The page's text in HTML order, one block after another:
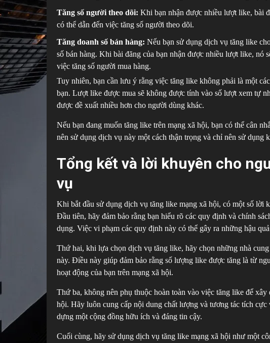
Tăng số người theo dõi: Khi bạn nhận được nhiều lượt like, bài
có thể dẫn đến việc tăng số người theo dõi.
Tăng doanh số bán hàng: Nếu bạn sử dụng dịch vụ tăng like
số bán hàng. Khi bài đăng của bạn nhận được nhiều lượt like, nó
việc tăng số người mua hàng.
Tuy nhiên, bạn cần lưu ý rằng việc tăng like không phải là một
bạn. Lượt like được mua sẽ không được tính vào số lượt xem tự
được đề xuất nhiều hơn cho người dùng khác.
Nếu bạn đang muốn tăng like trên mạng xã hội, bạn có thể cân
nên sử dụng dịch vụ này một cách thận trọng và chỉ nên sử dụng
Tổng kết và lời khuyên cho
vụ
Khi bắt đầu sử dụng dịch vụ tăng like mạng xã hội, có một số lời
Đầu tiên, hãy đảm bảo rằng bạn hiểu rõ các quy định và chính
dụng. Việc vi phạm các quy định này có thể gây ra những hậu
Thứ hai, khi lựa chọn dịch vụ tăng like, hãy chọn những nhà
này. Điều này giúp đảm bảo rằng số lượng like được tăng là từ
hoạt động của bạn trên mạng xã hội.
Thứ ba, không nên phụ thuộc hoàn toàn vào việc tăng like để
hội. Hãy luôn cung cấp nội dung chất lượng và tương tác tích
dựng một cộng đồng hữu ích và đáng tin cậy.
Cuối cùng, hãy sử dụng dịch vụ tăng like mạng xã hội như một